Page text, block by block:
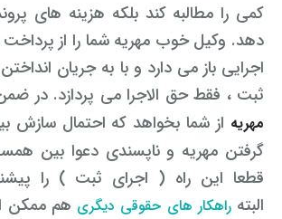
کمی را مطالبه کند بلکه هزینه های
دهد. وکیل خوب مهریه شما را از
اجرایی باز می دارد و با به جریان
ثبت ، فقط حق الاجرا می پردازد. در
مهریه از شما بخواهد که احتمال سازش
گرفتن مهریه و ناپسندی دعوا بین
قطعا این راه ( اجرای ثبت ) را
البتهراهکار های حقوقی دیگری هم ممکن